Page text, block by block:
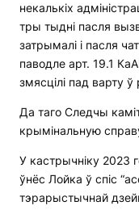
некалькіх
тры тыдні пасля
затрымалі і пасля
паводле арт. 19.1
змясцілі пад варту
Да таго Следчы
крымінальную
У кастрычніку 2023
ўнёс Лойка ў спіс
тэрарыстычнай